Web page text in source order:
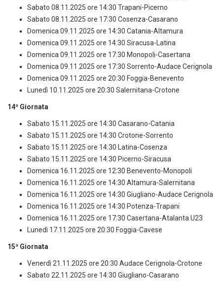
Sabato 08.11.2025 ore 14:30 Trapani-Picerno
Sabato 08.11.2025 ore 17:30 Cosenza-Casarano
Domenica 09.11.2025 ore 14:30 Catania-Altamura
Domenica 09.11.2025 ore 14:30 Siracusa-Latina
Domenica 09.11.2025 ore 17:30 Monopoli-Casertana
Domenica 09.11.2025 ore 17:30 Sorrento-Audace Cerignola
Domenica 09.11.2025 ore 20:30 Foggia-Benevento
Lunedì 10.11.2025 ore 20:30 Salernitana-Crotone
14ª Giornata
Sabato 15.11.2025 ore 14:30 Casarano-Catania
Sabato 15.11.2025 ore 14:30 Crotone-Sorrento
Sabato 15.11.2025 ore 14:30 Latina-Cosenza
Sabato 15.11.2025 ore 14:30 Picerno-Siracusa
Domenica 16.11.2025 ore 12:30 Benevento-Monopoli
Domenica 16.11.2025 ore 14:30 Altamura-Salernitana
Domenica 16.11.2025 ore 14:30 Giugliano-Audace Cerignola
Domenica 16.11.2025 ore 14:30 Potenza-Trapani
Domenica 16.11.2025 ore 17:30 Casertana-Atalanta U23
Lunedì 17.11.2025 ore 20:30 Foggia-Cavese
15ª Giornata
Venerdì 21.11.2025 ore 20:30 Audace Cerignola-Crotone
Sabato 22.11.2025 ore 14:30 Giugliano-Casarano